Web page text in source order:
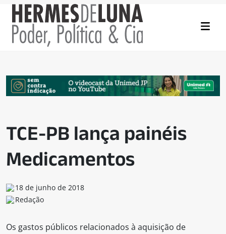
TCE-PB lança painéis
Medicamentos
18 de junho de 2018
Redação
Os gastos públicos relacionados à aquisição de